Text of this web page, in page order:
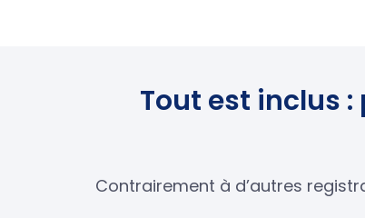
Tout est inclus
Contrairement à d’autres